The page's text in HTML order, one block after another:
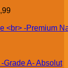
Absolut